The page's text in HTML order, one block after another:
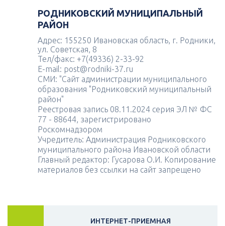
РОДНИКОВСКИЙ МУНИЦИПАЛЬНЫЙ
РАЙОН
Адрес: 155250 Ивановская область, г. Родники,
ул. Советская, 8
Тел/факс: +7(49336) 2-33-92
E-mail: post@rodniki-37.ru
СМИ: "Сайт администрации муниципального
образования "Родниковский муниципальный
район"
Реестровая запись 08.11.2024 серия ЭЛ № ФС
77 - 88644, зарегистрировано
Роскомнадзором
Учредитель: Администрация Родниковского
муниципального района Ивановской области
Главный редактор: Гусарова О.И. Копирование
материалов без ссылки на сайт запрещено
ИНТЕРНЕТ-ПРИЕМНАЯ